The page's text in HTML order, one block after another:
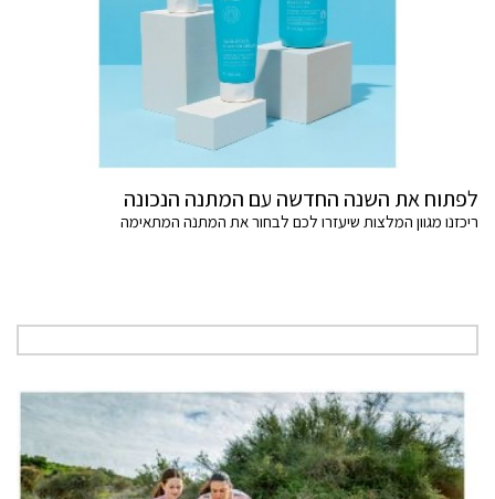
לפתוח את השנה החדשה עם המתנה הנכונה
ריכזנו מגוון המלצות שיעזרו לכם לבחור את המתנה המתאימה